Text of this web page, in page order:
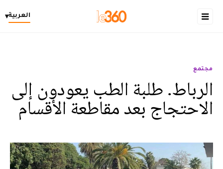
العربية▾
مجتمع
الرباط. طلبة الطب يعودون إلى
الاحتجاج بعد مقاطعة الأقسام